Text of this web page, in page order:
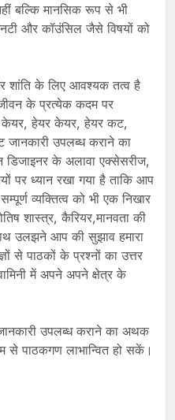
बल्कि मानसिक रूप से भी
और कॉउंसिल जैसे विषयों को
शांति के लिए आवश्यक तत्व है
के प्रत्येक कदम पर
केयर, हेयर केयर, हेयर कट,
उपलब्ध कराने का
के अलावा एक्सेसरीज,
पर ध्यान रखा गया है ताकि आप
व्यक्तित्व को भी एक निखार
शास्त्र, कैरियर,मानवता की
उलझने आप की सुझाव हमारा
से पाठकों के प्रश्नों का उत्तर
में अपने अपने क्षेत्र के
उपलब्ध कराने का अथक
से पाठकगण लाभान्वित हो सकें।